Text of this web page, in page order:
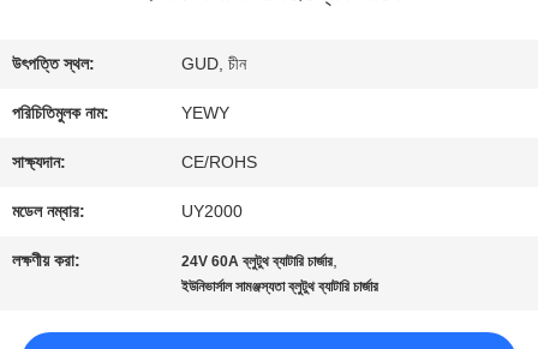
ভ্রমণ
যোগাযোগ
করুন
উৎপত্তি স্থল: GUD, চীন
পরিচিতিমুলক নাম: YEWY
সাক্ষ্যদান: CE/ROHS
মডেল নম্বার: UY2000
লক্ষণীয় করা: 24V 60A ব্লুটুথ ব্যাটারি চার্জার,
ইউনিভার্সাল সামঞ্জস্যতা ব্লুটুথ ব্যাটারি চার্জার